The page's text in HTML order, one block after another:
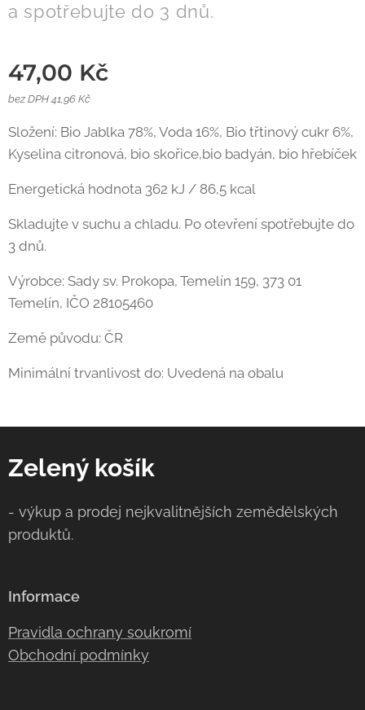
a spotřebujte do 3 dnů.
47,00 Kč
bez DPH 41,96 Kč
Složení: Bio Jablka 78%, Voda 16%, Bio třtinový cukr 6%,
Kyselina citronová, bio skořice,bio badyán, bio hřebíček
Energetická hodnota 362 kJ / 86,5 kcal
Skladujte v suchu a chladu. Po otevření spotřebujte do
3 dnů.
Výrobce: Sady sv. Prokopa, Temelín 159, 373 01
Temelín, IČO 28105460
Země původu: ČR
Minimální trvanlivost do: Uvedená na obalu
Zelený košík
- výkup a prodej nejkvalitnějších zemědělských
produktů.
Informace
Pravidla ochrany soukromí
Obchodní podmínky